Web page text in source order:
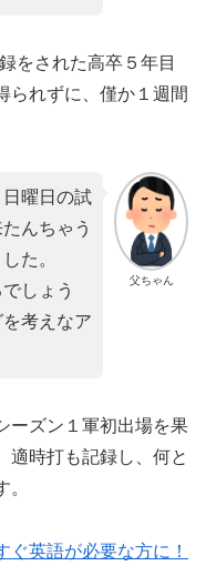
をされた高卒５年目
られずに、僅か１週間
父ちゃん
曜日の試
んちゃう
た。
しょう
考えなア
ーズン１軍初出場を果
適時打も記録し、何と
英語が必要な方に！